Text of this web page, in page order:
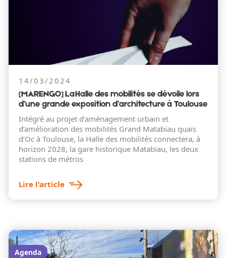
14/03/2024
[MARENGO] La Halle des mobilités se dévoile lors
d’une grande exposition d’architecture à Toulouse
Intégré au projet d’aménagement urbain et
d’amélioration des mobilités Grand Matabiau quais
d’Oc à Toulouse, la Halle des mobilités connectera, à
horizon 2028, la gare historique Matabiau, les deux
stations de métros
Lire l'article
Agenda